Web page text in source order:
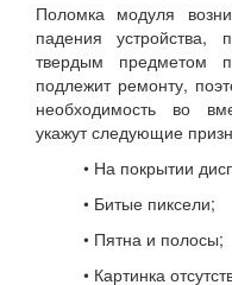
Поломка модуля
падения устройства,
твердым предметом
подлежит ремонту,
необходимость во
укажут следующие
• На покрытии
• Битые пиксели;
• Пятна и полосы;
• Картинка